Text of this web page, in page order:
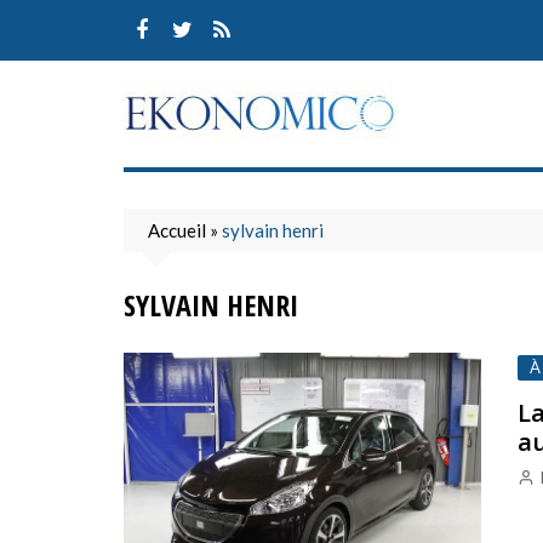
content
Accueil » sylvain henri
SYLVAIN HENRI
À